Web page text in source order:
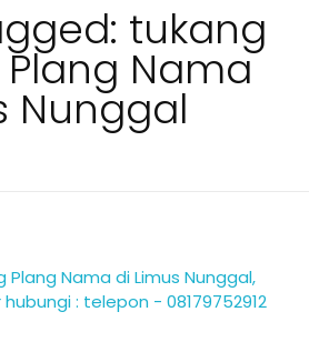
tukang
Nama
Nunggal